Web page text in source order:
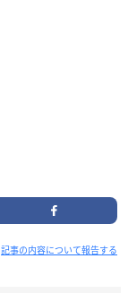
記事の内容について報告する